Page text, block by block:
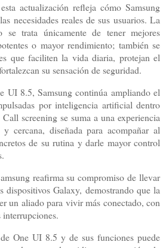
actualización refleja cómo Samsung
necesidades reales de sus usuarios. La
trata únicamente de tener mejores
o mayor rendimiento; también se
que faciliten la vida diaria, protejan el
su sensación de seguridad.
UI 8.5, Samsung continúa ampliando el
por inteligencia artificial dentro
screening se suma a una experiencia
cercana, diseñada para acompañar al
de su rutina y darle mayor control
reafirma su compromiso de llevar
dispositivos Galaxy, demostrando que la
un aliado para vivir más conectado, con
One UI 8.5 y de sus funciones puede